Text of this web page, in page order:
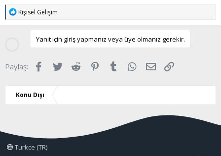
T
p
r
Kişisel Gelişim
Yanıt için giriş yapmanız veya üye olmanız gerekir.
Paylaş: Facebook
Twitter Reddit Pinterest
Tumblr WhatsApp
E-posta
Konu Dışı
Turkce (TR)